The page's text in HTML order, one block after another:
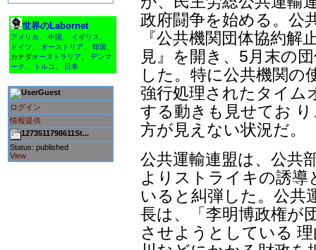
世界のLabornet
アメリカ 中国 イギリス
ドイツ
オーストリア 韓国
カナダオーストラリア
デンマ
ーク
トルコ 日本
Guest
ログイン
情報提供
1273511798611St...
Status: published
View
政府闘争を始める。公
『公共機関団体協約
見』を開き、5月末の
した。特に公共機関の
強行処理されたタイム
する動きも見せてお
方が見えない状況だ。
公共運輸連盟は、公共
よりストライキの誘導
いると糾弾した。公共
長は、「李明博政権が
させようとしている